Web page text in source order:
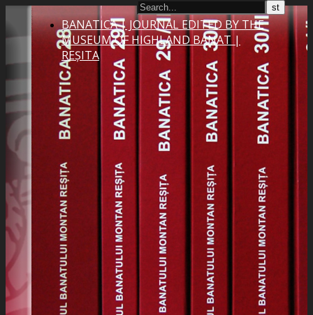
BANATICA | JOURNAL EDITED BY THE
MUSEUM OF HIGHLAND BANAT |
REȘITA